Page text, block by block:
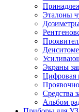
Эталоны
Экраны
Цифровая
Средства
Альбом